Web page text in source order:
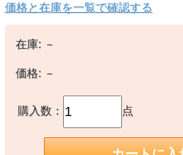
※撮影時の環境やご使用のPCモニター
多少異なる場合があります。
ご注文時に「在庫あり」の表示でも、
生し、やむをえずご注文をキャンセル
うえ注文頂けますようお願い申し上げま
価格と在庫を一覧で確認する
在庫: －
価格:－
購入数： 点